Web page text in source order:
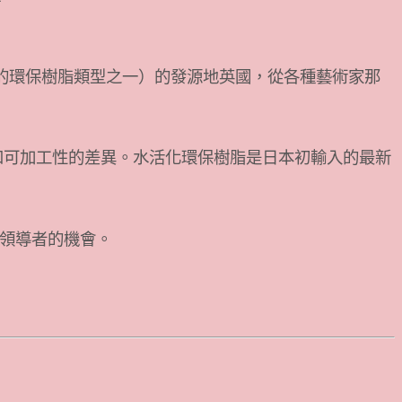
環保樹脂類型之一）的發源地英國，從各種藝術家那
加工性的差異。水活化環保樹脂是日本初輸入的最新
導者的機會。